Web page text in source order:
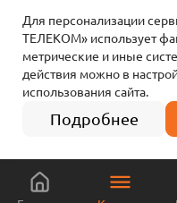
Для персонализации
ТЕЛЕКОМ» использует
метрические и иные
действия можно в
использования сайта.
Подробнее
1 290
© 2026 МОТИВ. Все